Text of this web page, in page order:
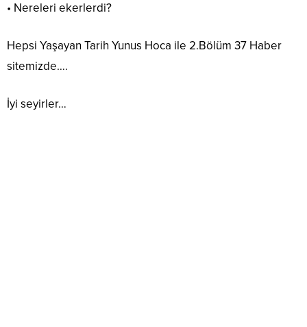
• Nereleri ekerlerdi?
Hepsi Yaşayan Tarih Yunus Hoca ile 2.Bölüm 37 Haber
sitemizde….
İyi seyirler…